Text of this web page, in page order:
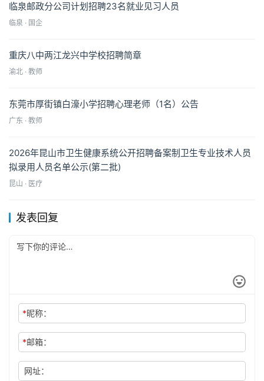
临泉邮政分公司计划招聘23名就业见习人员
临泉 · 国企
重庆八中两江龙兴中学校招聘简章
渝北 · 教师
东莞市厚街镇白濠小学招聘心理老师（1名）公告
广东 · 教师
2026年昆山市卫生健康系统公开招聘备案制卫生专业技术人员
拟录用人员名单公示(第二批)
昆山 · 医疗
发表回复
*昵称：
*邮箱：
网址：